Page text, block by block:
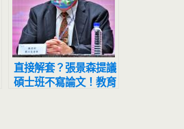
直接解套？張景森提議
碩士班不寫論文！教育